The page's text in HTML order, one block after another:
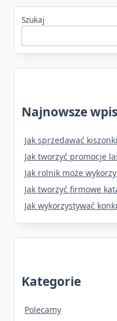
Szukaj
Najnowsze
Jak sprzedawać
Jak tworzyć promocje
Jak rolnik może
Jak tworzyć firmowe
Jak wykorzystywać
Kategorie
Polecamy